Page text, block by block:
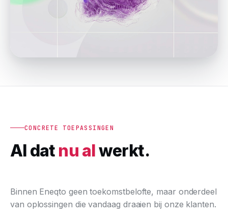
CONCRETE TOEPASSINGEN
AI dat nu alwerkt.
Binnen Eneqto geen toekomstbelofte, maar onderdeel
van oplossingen die vandaag draaien bij onze klanten.